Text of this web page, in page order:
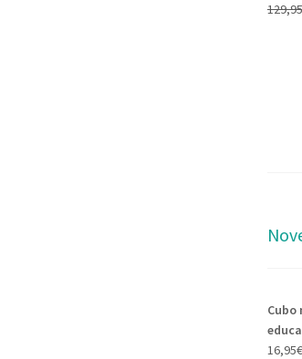
129,95
16,95€